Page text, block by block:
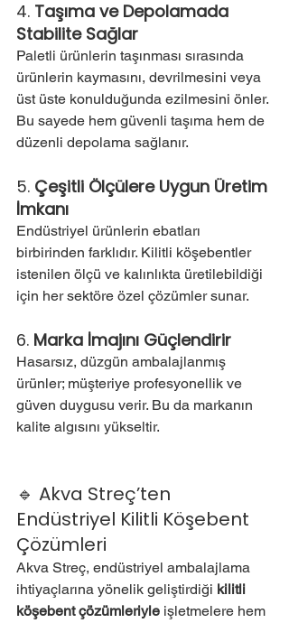
4. Taşıma ve Depolamada
Stabilite Sağlar
Paletli ürünlerin taşınması sırasında
ürünlerin kaymasını, devrilmesini veya
üst üste konulduğunda ezilmesini önler.
Bu sayede hem güvenli taşıma hem de
düzenli depolama sağlanır.
5. Çeşitli Ölçülere Uygun Üretim
İmkanı
Endüstriyel ürünlerin ebatları
birbirinden farklıdır. Kilitli köşebentler
istenilen ölçü ve kalınlıkta üretilebildiği
için her sektöre özel çözümler sunar.
6. Marka İmajını Güçlendirir
Hasarsız, düzgün ambalajlanmış
ürünler; müşteriye profesyonellik ve
güven duygusu verir. Bu da markanın
kalite algısını yükseltir.
🔹 Akva Streç’ten
Endüstriyel Kilitli Köşebent
Çözümleri
Akva Streç, endüstriyel ambalajlama
ihtiyaçlarına yönelik geliştirdiği kilitli
köşebent çözümleriyle işletmelere hem